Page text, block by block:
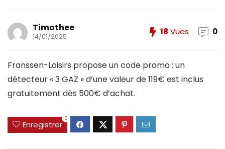
Timothee
14/01/2025 18 Vues 0
Franssen-Loisirs propose un code promo : un
détecteur « 3 GAZ » d’une valeur de 119€ est inclus
gratuitement dès 500€ d’achat.
Enregistrer
0